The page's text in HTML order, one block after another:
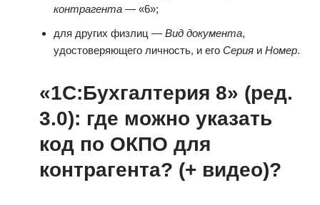
контрагента — «6»;
для других физлиц — Вид документа,
удостоверяющего личность, и его Серия и Номер.
«1С:Бухгалтерия 8» (ред.
3.0): где можно указать
код по ОКПО для
контрагента? (+ видео)?